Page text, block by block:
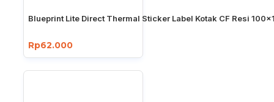
Blueprint Lite Direct Thermal Sticker Label Kotak CF Resi
Rp62.000